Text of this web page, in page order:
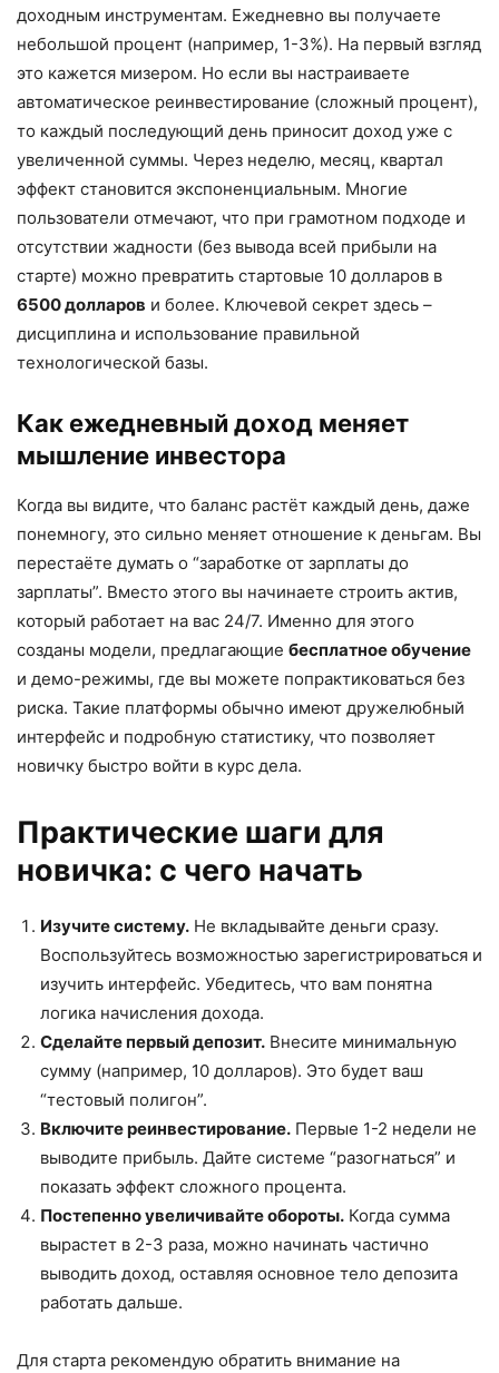
доходным инструментам. Ежедневно вы получаете
небольшой процент (например, 1-3%). На первый взгляд
это кажется мизером. Но если вы настраиваете
автоматическое реинвестирование (сложный процент),
то каждый последующий день приносит доход уже с
увеличенной суммы. Через неделю, месяц, квартал
эффект становится экспоненциальным. Многие
пользователи отмечают, что при грамотном подходе и
отсутствии жадности (без вывода всей прибыли на
старте) можно превратить стартовые 10 долларов в
6500 долларов и более. Ключевой секрет здесь –
дисциплина и использование правильной
технологической базы.
Как ежедневный доход меняет
мышление инвестора
Когда вы видите, что баланс растёт каждый день, даже
понемногу, это сильно меняет отношение к деньгам. Вы
перестаёте думать о “заработке от зарплаты до
зарплаты”. Вместо этого вы начинаете строить актив,
который работает на вас 24/7. Именно для этого
созданы модели, предлагающие бесплатное обучение
и демо-режимы, где вы можете попрактиковаться без
риска. Такие платформы обычно имеют дружелюбный
интерфейс и подробную статистику, что позволяет
новичку быстро войти в курс дела.
Практические шаги для
новичка: с чего начать
Изучите систему. Не вкладывайте деньги сразу.
Воспользуйтесь возможностью зарегистрироваться и
изучить интерфейс. Убедитесь, что вам понятна
логика начисления дохода.
Сделайте первый депозит. Внесите минимальную
сумму (например, 10 долларов). Это будет ваш
“тестовый полигон”.
Включите реинвестирование. Первые 1-2 недели не
выводите прибыль. Дайте системе “разогнаться” и
показать эффект сложного процента.
Постепенно увеличивайте обороты. Когда сумма
вырастет в 2-3 раза, можно начинать частично
выводить доход, оставляя основное тело депозита
работать дальше.
Для старта рекомендую обратить внимание на